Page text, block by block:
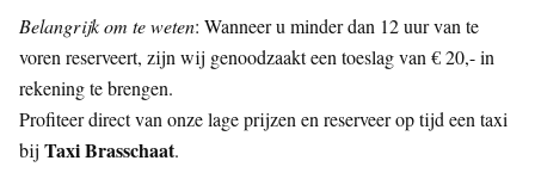
Belangrijk om te weten: Wanneer u minder dan 12 uur van te
voren reserveert, zijn wij genoodzaakt een toeslag van € 20,- in
rekening te brengen.
Profiteer direct van onze lage prijzen en reserveer op tijd een taxi
bij Taxi Brasschaat.